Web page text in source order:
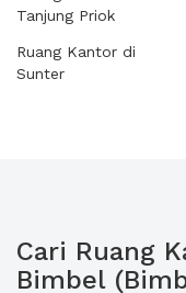
Tanjung Priok
Ruang Kantor di
Sunter
Cari Ruang
Bimbel